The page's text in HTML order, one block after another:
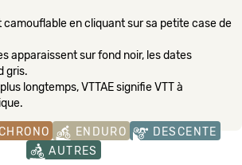
camouflable en cliquant sur sa petite case de
apparaissent sur fond noir, les dates
gris.
longtemps, VTTAE signifie VTT à
ENDURO
DESCENTE
AUTRES